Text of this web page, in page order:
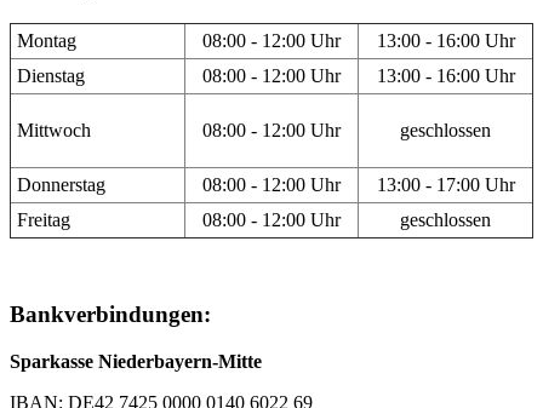
Montag 08:00 - 12:00 Uhr
13:00 - 16:00 Uhr
Dienstag
08:00 - 12:00 Uhr 13:00 - 16:00 Uhr
Mittwoch 08:00 - 12:00 Uhr geschlossen
Donnerstag 08:00 - 12:00 Uhr
13:00 - 17:00 Uhr
Freitag
08:00 - 12:00 Uhr geschlossen
Bankverbindungen:
Sparkasse Niederbayern-Mitte
IBAN: DE42 7425 0000 0140 6022 69